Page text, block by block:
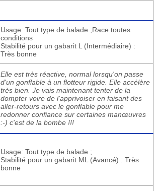
Usage: Tout type de balade ;Race toutes
conditions
Stabilité pour un gabarit L (Intermédiaire) :
Très bonne
Elle est très réactive, normal lorsqu'on passe
d'un gonflable à un flotteur rigide. Elle accélère
très bien. Je vais maintenant tenter de la
dompter voire de l'apprivoiser en faisant des
aller-retours avec le gonflable pour me
redonner confiance sur certaines manœuvres
:-) c'est de la bombe !!!
Usage: Tout type de balade ;
Stabilité pour un gabarit ML (Avancé) : Très
bonne